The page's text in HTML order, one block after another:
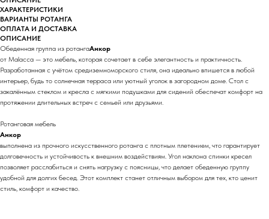
ХАРАКТЕРИСТИКИ
ВАРИАНТЫ РОТАНГА
ОПЛАТА И ДОСТАВКА
ОПИСАНИЕ
Обеденная группа из ротангаАнкор
от Malacca — это мебель, которая сочетает в себе элегантность и практичность.
Разработанная с учётом средиземноморского стиля, она идеально впишется в любой
интерьер, будь то солнечная терраса или уютный уголок в загородном доме. Стол с
закалённым стеклом и кресла с мягкими подушками для сидений обеспечат комфорт на
протяжении длительных встреч с семьей или друзьями.
Ротанговая мебель
Анкор
выполнена из прочного искусственного ротанга с плотным плетением, что гарантирует
долговечность и устойчивость к внешним воздействиям. Угол наклона спинки кресел
позволяет расслабиться и снять нагрузку с поясницы, что делает обеденную группу
удобной для долгих бесед. Этот комплект станет отличным выбором для тех, кто ценит
стиль, комфорт и качество.